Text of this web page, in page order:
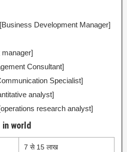
Development Manager]
manager]
Consultant]
Specialist]
analyst]
research analyst]
world
7 से 15 लाख